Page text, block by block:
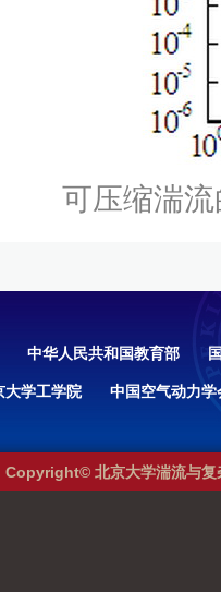
可压缩湍
中华人民共和国教育部
大学工学院 中国空气动力学
Copyright© 北京大学湍流与